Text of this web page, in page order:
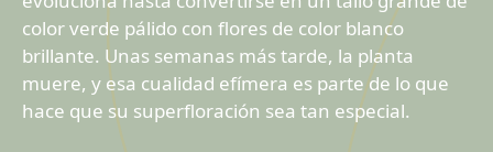
color verde pálido con flores de color blanco
brillante. Unas semanas más tarde, la planta
muere, y esa cualidad efímera es parte de lo que
hace que su superfloración sea tan especial.